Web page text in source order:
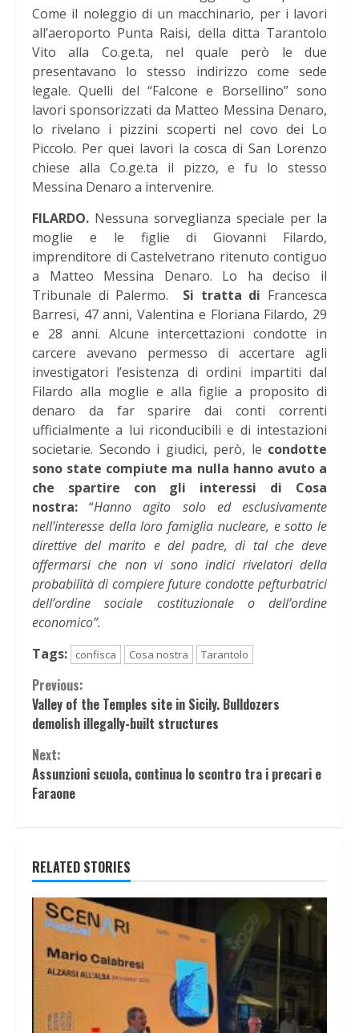
Come il noleggio di un macchinario, per i lavori
all’aeroporto Punta Raisi, della ditta Tarantolo
Vito alla Co.ge.ta, nel quale però le due
presentavano lo stesso indirizzo come sede
legale. Quelli del “Falcone e Borsellino” sono
lavori sponsorizzati da Matteo Messina Denaro,
lo rivelano i pizzini scoperti nel covo dei Lo
Piccolo. Per quei lavori la cosca di San Lorenzo
chiese alla Co.ge.ta il pizzo, e fu lo stesso
Messina Denaro a intervenire.
FILARDO. Nessuna sorveglianza speciale per la
moglie e le figlie di Giovanni Filardo,
imprenditore di Castelvetrano ritenuto contiguo
a Matteo Messina Denaro. Lo ha deciso il
Tribunale di Palermo.
Si tratta di Francesca
Barresi, 47 anni, Valentina e Floriana Filardo, 29
e 28 anni. Alcune intercettazioni condotte in
carcere avevano permesso di accertare agli
investigatori l’esistenza di ordini impartiti dal
Filardo alla moglie e alla figlie a proposito di
denaro da far sparire dai conti correnti
ufficialmente a lui riconducibili e di intestazioni
societarie. Secondo i giudici, però, le condotte
sono state compiute ma nulla hanno avuto a
che spartire con gli interessi di Cosa
nostra: “Hanno agito solo ed esclusivamente
nell’interesse della loro famiglia nucleare, e sotto le
direttive del marito e del padre, di tal che deve
affermarsi che non vi sono indici rivelatori della
probabilità di compiere future condotte pefturbatrici
dell’ordine sociale costituzionale o dell’ordine
economico”.
Tags:
confisca Cosa nostra Tarantolo
Continue
Reading
Previous:
Valley of the Temples site in Sicily. Bulldozers
demolish illegally-built structures
Next:
Assunzioni scuola, continua lo scontro tra i precari e
Faraone
RELATED STORIES